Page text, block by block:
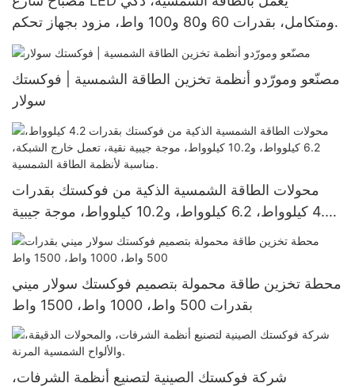
ومتكامل، بقدرات 60 و80 و100 واط، مزود بجهاز تحكم
عن بعد، ومستشعر حركة، ومقاوم للماء بمعيار IP65،
مصنّعو ومورّدو أنظمة تخزين الطاقة الشمسية | فوكستك
سولار
محولات الطاقة الشمسية الذكية من فوكستك بقدرات
4.2 كيلوواط، 6.2 كيلوواط، و10.2 كيلوواط، موجة جيبية
نقية، تعمل خارج الشبكة، مناسبة لأنظمة الطاقة
محطة تخزين طاقة محمولة بتصميم فوكستك سولار ميني
بقدرات 500 واط، 1000 واط، 1500 واط
شركة فوكستك الصينية لتصنيع أنظمة الشرفات،